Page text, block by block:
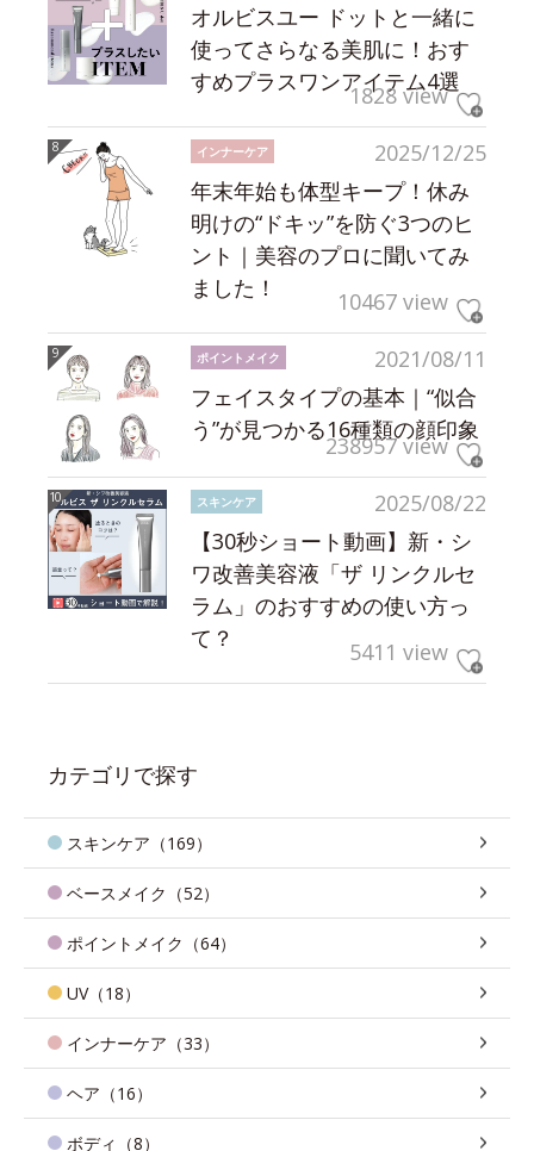
オルビスユー ドットと一緒に
使ってさらなる美肌に！おす
すめプラスワンアイテム4選
1828 view
2025/12/25
インナーケア
年末年始も体型キープ！休み
明けの“ドキッ”を防ぐ3つのヒ
ント｜美容のプロに聞いてみ
ました！
10467 view
2021/08/11
ポイントメイク
フェイスタイプの基本｜“似合
う”が見つかる16種類の顔印象
238957 view
2025/08/22
スキンケア
【30秒ショート動画】新・シ
ワ改善美容液「ザ リンクルセ
ラム」のおすすめの使い方っ
て？
5411 view
カテゴリで探す
スキンケア（169）
ベースメイク（52）
ポイントメイク（64）
UV（18）
インナーケア（33）
ヘア（16）
ボディ（8）